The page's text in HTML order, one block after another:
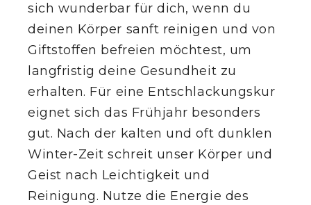
CONTACT
SHOW AVAILABLE ROOMS
HOST YOUR OWN RETREAT
EN
sich wunderbar für dich, wenn du
deinen Körper sanft reinigen und von
Giftstoffen befreien möchtest, um
langfristig deine Gesundheit zu
erhalten. Für eine Entschlackungskur
eignet sich das Frühjahr besonders
gut. Nach der kalten und oft dunklen
Winter-Zeit schreit unser Körper und
Geist nach Leichtigkeit und
Reinigung. Nutze die Energie des